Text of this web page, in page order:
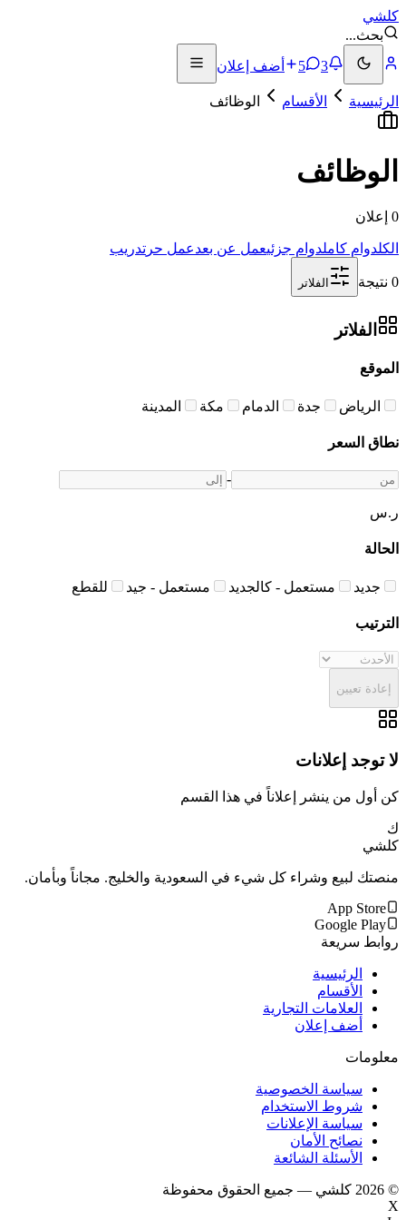
كلشي
بحث...
3
5 أضف إعلان
الرئيسية الأقسام الوظائف
الوظائف
0 إعلان
الكلدوام كاملدوام جزئيعمل عن بعدعمل حر تدريب
0 نتيجة الفلاتر
الفلاتر
الموقع
الرياض جدة الدمام مكة المدينة
نطاق السعر
-
ر.س
الحالة
جديد مستعمل - كالجديد مستعمل - جيد للقطع
الترتيب
إعادة تعيين
لا توجد إعلانات
كن أول من ينشر إعلاناً في هذا القسم
ك
كلشي
منصتك لبيع وشراء كل شيء في السعودية والخليج. مجاناً وبأمان.
App Store
Google Play
روابط سريعة
الرئيسية
الأقسام
العلامات التجارية
أضف إعلان
معلومات
سياسة الخصوصية
شروط الاستخدام
سياسة الإعلانات
نصائح الأمان
الأسئلة الشائعة
©
2026 كلشي — جميع الحقوق محفوظة
X